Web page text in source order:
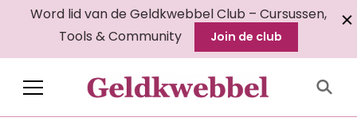
Word lid van de Geldkwebbel Club – Cursussen,
Tools & Community
Join de club
Geldkwebbel